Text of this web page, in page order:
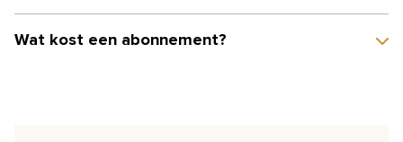
Wat kost een abonnement?